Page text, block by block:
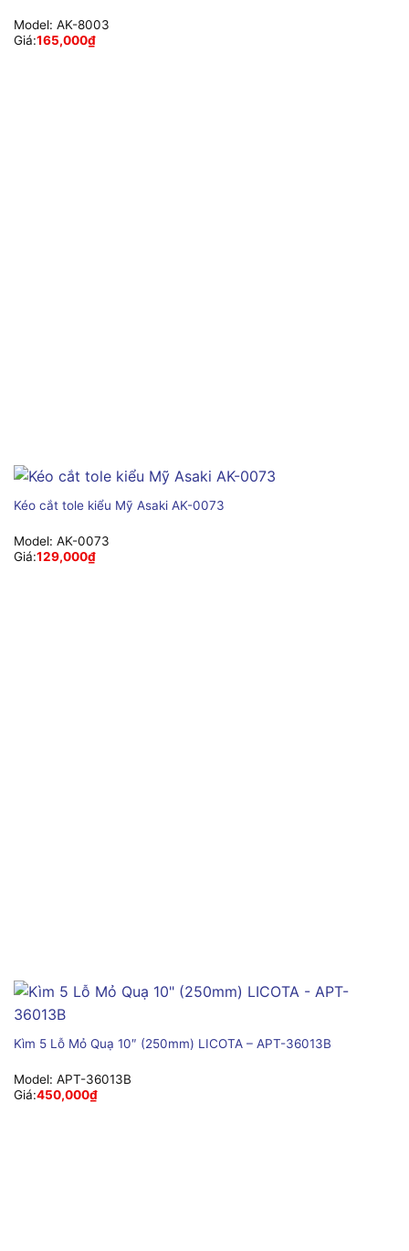
Model: AK-8003
Giá:165,000₫
Kéo cắt tole kiểu Mỹ Asaki AK-0073
Model: AK-0073
Giá:129,000₫
Kìm 5 Lỗ Mỏ Quạ 10″ (250mm) LICOTA – APT-36013B
Model: APT-36013B
Giá:450,000₫